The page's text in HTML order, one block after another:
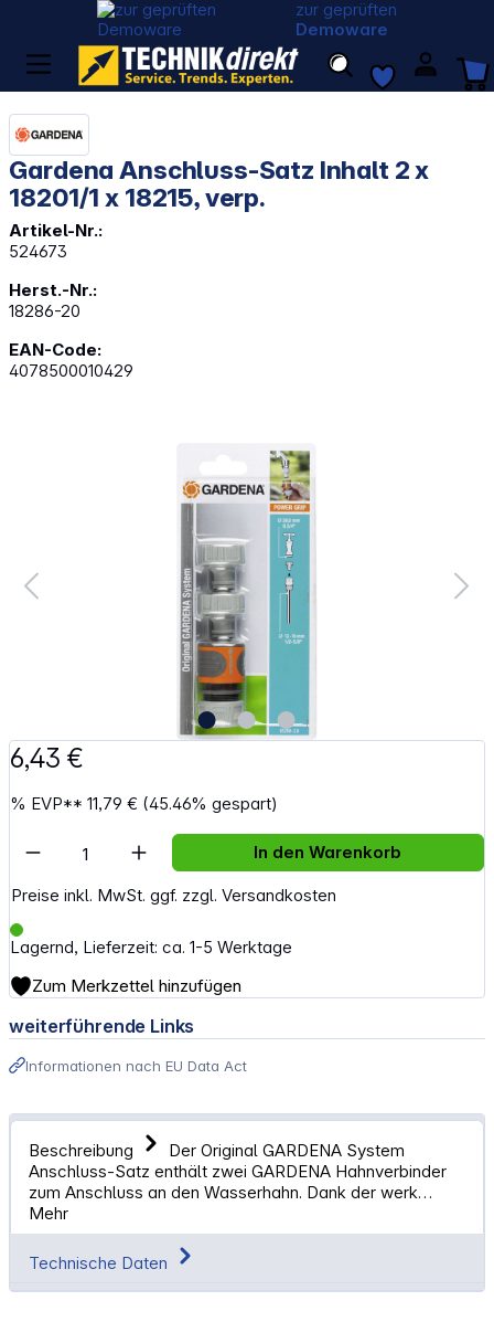
zur geprüften
Demoware
Gardena Anschluss-Satz Inhalt 2 x
18201/1 x 18215, verp.
Artikel-Nr.:
524673
Herst.-Nr.:
18286-20
EAN-Code:
4078500010429
6,43 €
% EVP**11,79 € (45.46% gespart)
Preise inkl. MwSt. ggf. zzgl. Versandkosten
Lagernd, Lieferzeit: ca. 1-5 Werktage
Artikel Anzahl: Gib den gewünschten
In den Warenkorb
Zum Merkzettel hinzufügen
weiterführende Links
Informationen nach EU Data Act
Beschreibung
Der Original GARDENA System
Anschluss-Satz enthält zwei GARDENA Hahnverbinder
zum Anschluss an den Wasserhahn. Dank der werk…
Mehr
Technische Daten